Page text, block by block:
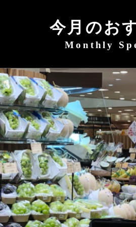
今月のお
Monthly